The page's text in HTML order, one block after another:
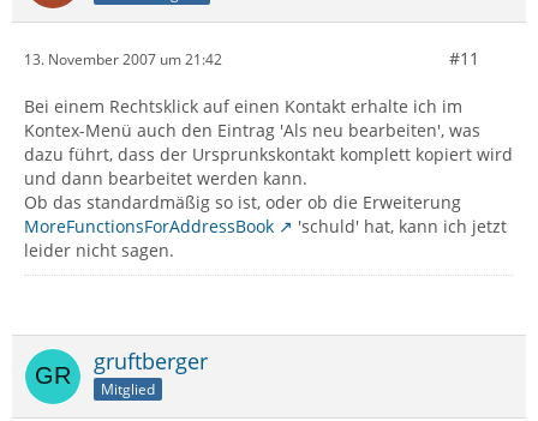
13. November 2007 um 21:42 #11
Bei einem Rechtsklick auf einen Kontakt erhalte ich im
Kontex-Menü auch den Eintrag 'Als neu bearbeiten', was
dazu führt, dass der Ursprunkskontakt komplett kopiert wird
und dann bearbeitet werden kann.
Ob das standardmäßig so ist, oder ob die Erweiterung
MoreFunctionsForAddressBook
'schuld' hat, kann ich jetzt
leider nicht sagen.
gruftberger
Mitglied